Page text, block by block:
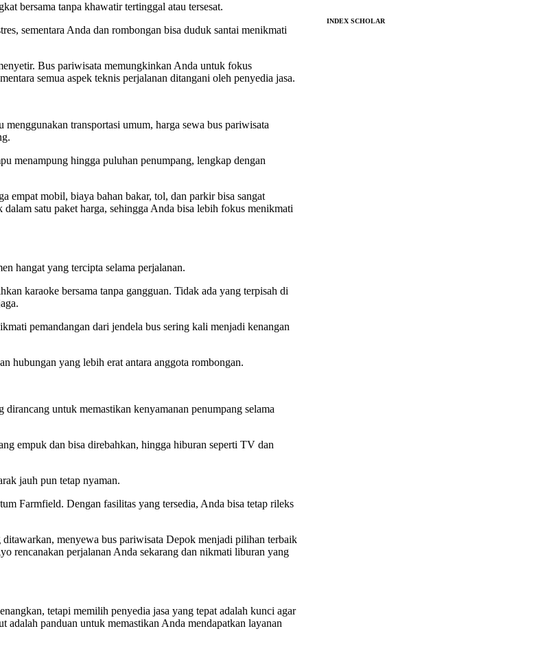
INDEX SCHOLAR
bersama tanpa khawatir tertinggal atau tersesat.
sementara Anda dan rombongan bisa duduk santai menikmati
Bus pariwisata memungkinkan Anda untuk fokus
semua aspek teknis perjalanan ditangani oleh penyedia jasa.
transportasi umum, harga sewa bus pariwisata
menampung hingga puluhan penumpang, lengkap dengan
empat mobil, biaya bahan bakar, tol, dan parkir bisa sangat
satu paket harga, sehingga Anda bisa lebih fokus menikmati
hangat yang tercipta selama perjalanan.
karaoke bersama tanpa gangguan. Tidak ada yang terpisah di
pemandangan dari jendela bus sering kali menjadi kenangan
hubungan yang lebih erat antara anggota rombongan.
untuk memastikan kenyamanan penumpang selama
empuk dan bisa direbahkan, hingga hiburan seperti TV dan
jauh pun tetap nyaman.
Farmfield. Dengan fasilitas yang tersedia, Anda bisa tetap rileks
menyewa bus pariwisata Depok menjadi pilihan terbaik
rencanakan perjalanan Anda sekarang dan nikmati liburan yang
tetapi memilih penyedia jasa yang tepat adalah kunci agar
adalah panduan untuk memastikan Anda mendapatkan layanan